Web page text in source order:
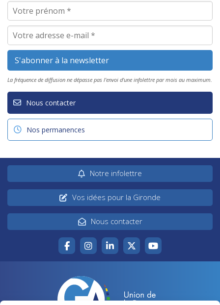
La fréquence de diffusion ne dépasse pas l'envoi d'une infolettre par mois au maximum.
Nous contacter
Nos permanences
Notre infolettre
Vos idées pour la Gironde
Nous contacter